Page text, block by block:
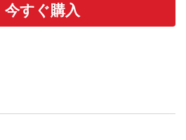
イスには、64 kB フラッシ
ピン、3 x 16 ビット・タイ
今すぐ購入